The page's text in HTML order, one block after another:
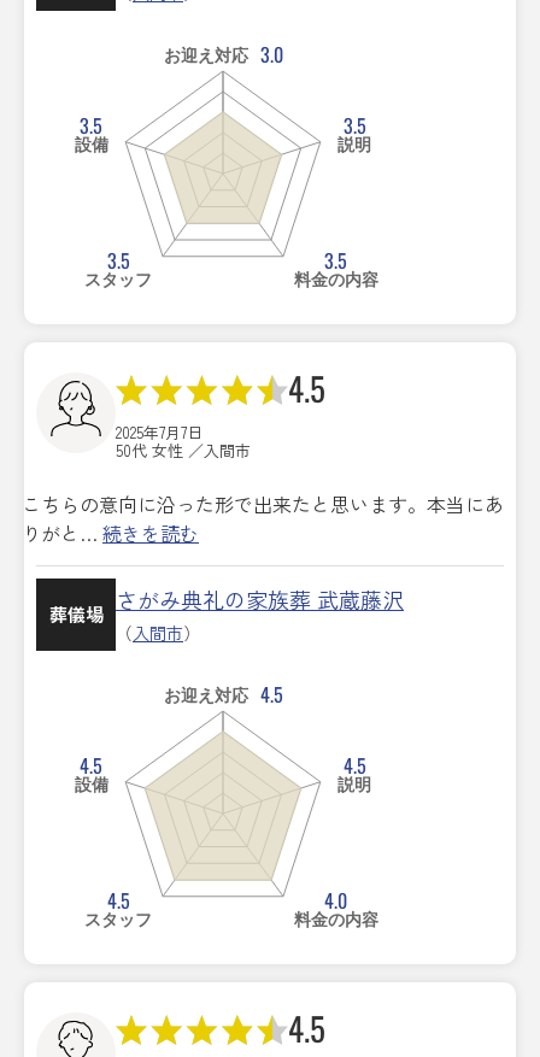
お迎え対応 3.0
3.5
説明
3.5
料金の内容
3.5
スタッフ
3.5
設備
4.5
2025年7月7日
50代 女性 ／入間市
こちらの意向に沿った形で出来たと思います。本当にあ
りがと… 続きを読む
葬儀場 さがみ典礼の家族葬 武蔵藤沢
（入間市）
お迎え対応 4.5
4.5
説明
4.0
料金の内容
4.5
スタッフ
4.5
設備
4.5